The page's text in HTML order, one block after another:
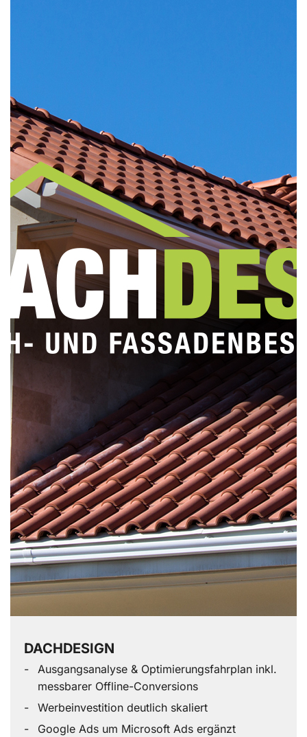
DACHDESIGN
Ausgangsanalyse & Optimierungsfahrplan inkl.
messbarer Offline-Conversions
Werbeinvestition deutlich skaliert
Google Ads um Microsoft Ads ergänzt